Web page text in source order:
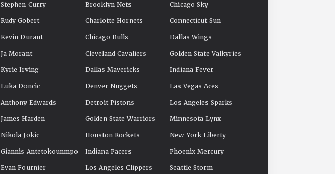
Stephen Curry
Rudy Gobert
Kevin Durant
Ja Morant
Kyrie Irving
Luka Doncic
Anthony Edwards
James Harden
Nikola Jokic
Giannis Antetokounmpo
Evan Fournier
Brooklyn Nets
Charlotte Hornets
Chicago Bulls
Cleveland Cavaliers
Dallas Mavericks
Denver Nuggets
Detroit Pistons
Golden State Warriors
Houston Rockets
Indiana Pacers
Los Angeles Clippers
Chicago Sky
Connecticut Sun
Dallas Wings
Golden State Valkyries
Indiana Fever
Las Vegas Aces
Los Angeles Sparks
Minnesota Lynx
New York Liberty
Phoenix Mercury
Seattle Storm